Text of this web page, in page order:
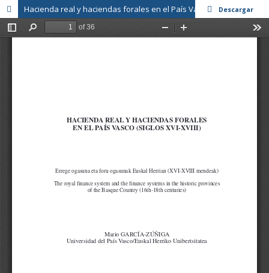
Hacienda real y haciendas forales en el País Vasco (siglos XVI-XVIII)
Descargar